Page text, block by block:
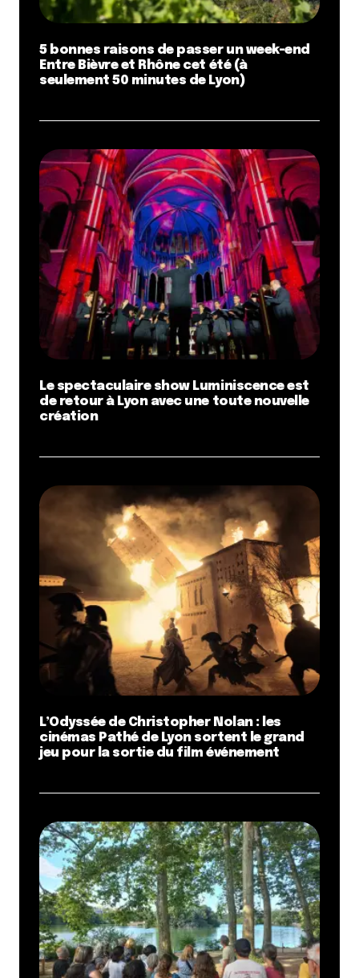
5 bonnes raisons de passer un week-end
Entre Bièvre et Rhône cet été (à
seulement 50 minutes de Lyon)
Le spectaculaire show Luminiscence est
de retour à Lyon avec une toute nouvelle
création
L’Odyssée de Christopher Nolan : les
cinémas Pathé de Lyon sortent le grand
jeu pour la sortie du film événement